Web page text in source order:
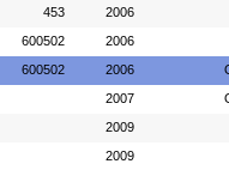
453 2006
600502 2006
600502 2006
2007
2009
2009